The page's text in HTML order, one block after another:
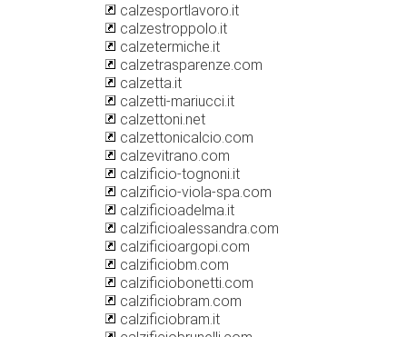
calzesportlavoro.it
calzestroppolo.it
calzetermiche.it
calzetrasparenze.com
calzetta.it
calzetti-mariucci.it
calzettoni.net
calzettonicalcio.com
calzevitrano.com
calzificio-tognoni.it
calzificio-viola-spa.com
calzificioadelma.it
calzificioalessandra.com
calzificioargopi.com
calzificiobm.com
calzificiobonetti.com
calzificiobram.com
calzificiobram.it